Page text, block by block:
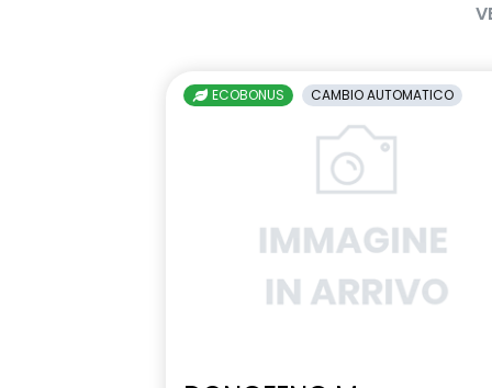
emergency lane keep assist
freno di
avviamento motore, animazione
HAR00
luce di arresto posteriore luci di
ECOBONUS CAMBIO AUTOMATICO